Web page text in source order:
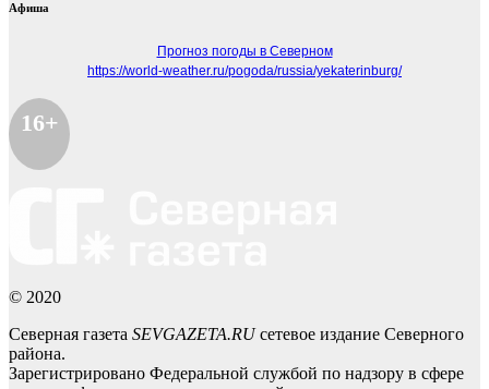
Афиша
Прогноз погоды в Северном
https://world-weather.ru/pogoda/russia/yekaterinburg/
16+
© 2020
Северная газета SEVGAZETA.RUсетевое издание Северного
района.
Зарегистрировано Федеральной службой по надзору в сфере